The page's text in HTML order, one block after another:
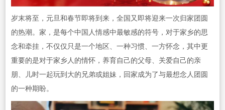
岁末将至，元旦和春节即将到来，全国又即将迎来一次归家团圆
的热潮。家，是每个中国人情感中最敏感的符号，对于家乡的思
念和牵挂，不仅仅只是一个地区、一种习惯、一方怀念，其中更
重要的是对于家乡人的情怀，养育自己的父母、关爱自己的亲
朋、儿时一起玩到大的兄弟或姐妹，回家成为了与最想念人团圆
的一种期盼。